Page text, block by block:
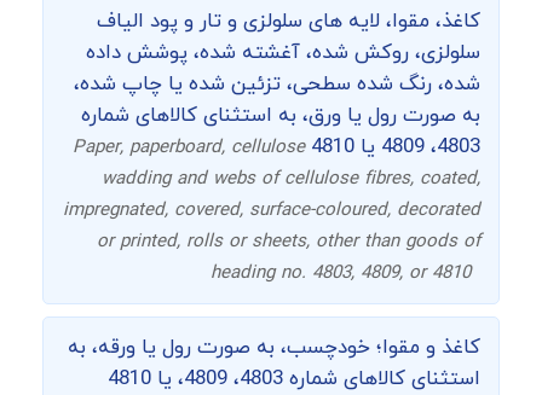
کاغذ، مقوا، لایه های سلولزی و تار و پود الیاف
سلولزی، روکش شده، آغشته شده، پوشش داده
شده، رنگ شده سطحی، تزئین شده یا چاپ شده،
به صورت رول یا ورق، به استثنای کالاهای شماره
4803، 4809 یا 4810
Paper, paperboard, cellulose
wadding and webs of cellulose fibres, coated,
impregnated, covered, surface-coloured, decorated
or printed, rolls or sheets, other than goods of
heading no. 4803, 4809, or 4810
کاغذ و مقوا؛ خودچسب، به صورت رول یا ورقه، به
استثنای کالاهای شماره 4803، 4809، یا 4810